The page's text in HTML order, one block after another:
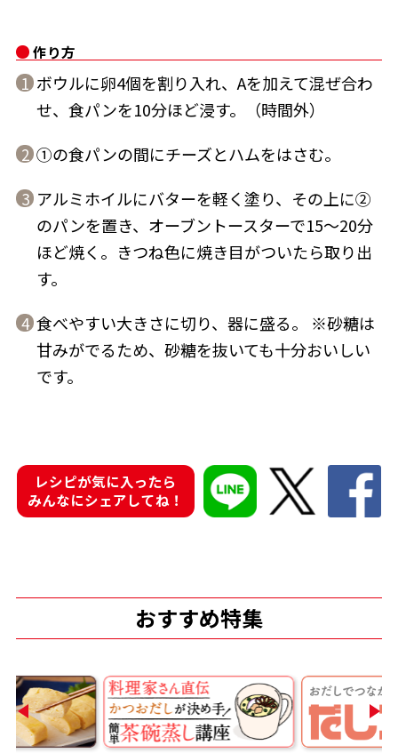
新鮮一番
『踊り節』
鰹節屋の
だしパック
おすすめサイト
新鮮一番
氷熟®︎
作り方
1 ボウルに卵4個を割り入れ、Aを加えて混ぜ合わ
せ、食パンを10分ほど浸す。（時間外）
2 ①の食パンの間にチーズとハムをはさむ。
3 アルミホイルにバターを軽く塗り、その上に②
のパンを置き、オーブントースターで15～20分
ほど焼く。きつね色に焼き目がついたら取り出
す。
4 食べやすい大きさに切り、器に盛る。 ※砂糖は
甘みがでるため、砂糖を抜いても十分おいしい
です。
レシピが気に入ったら
みんなにシェアしてね！
おすすめ特集